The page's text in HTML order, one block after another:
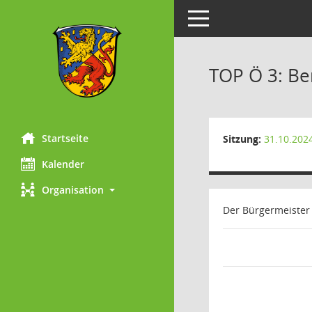
Startseite
Kalender
Organisation
Toggle navigation
TOP Ö 3:
Sitzung:
Der